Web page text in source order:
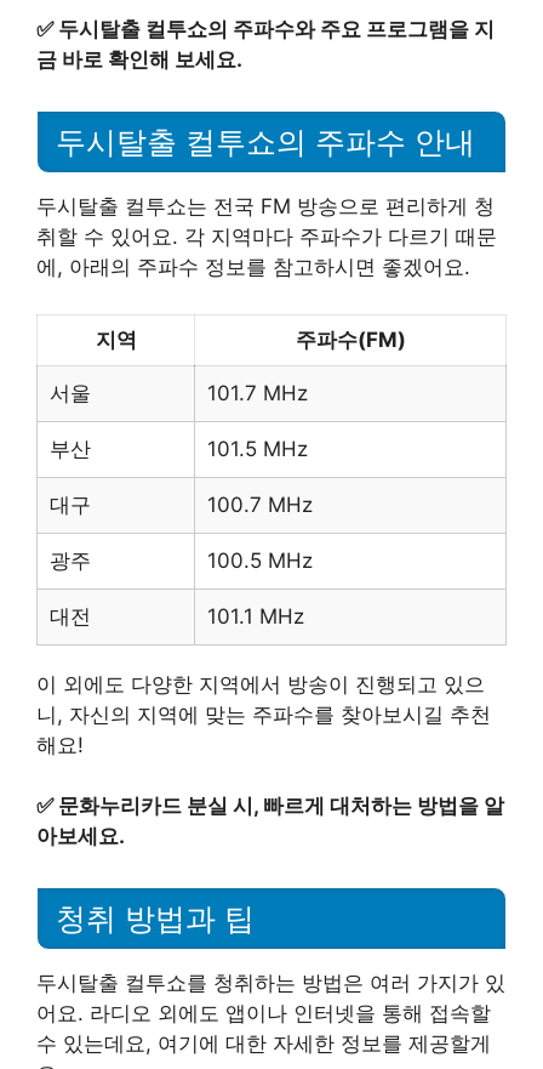
✅ 두시탈출 컬투쇼의 주파수와 주요 프로그램을 지
금 바로 확인해 보세요.
두시탈출 컬투쇼의 주파수 안내
두시탈출 컬투쇼는 전국 FM 방송으로 편리하게 청
취할 수 있어요. 각 지역마다 주파수가 다르기 때문
에, 아래의 주파수 정보를 참고하시면 좋겠어요.
지역 주파수(FM)
서울 101.7 MHz
부산 101.5 MHz
대구 100.7 MHz
광주 100.5 MHz
대전 101.1 MHz
이 외에도 다양한 지역에서 방송이 진행되고 있으
니, 자신의 지역에 맞는 주파수를 찾아보시길 추천
해요!
✅ 문화누리카드 분실 시, 빠르게 대처하는 방법을 알
아보세요.
청취 방법과 팁
두시탈출 컬투쇼를 청취하는 방법은 여러 가지가 있
어요. 라디오 외에도 앱이나 인터넷을 통해 접속할
수 있는데요, 여기에 대한 자세한 정보를 제공할게